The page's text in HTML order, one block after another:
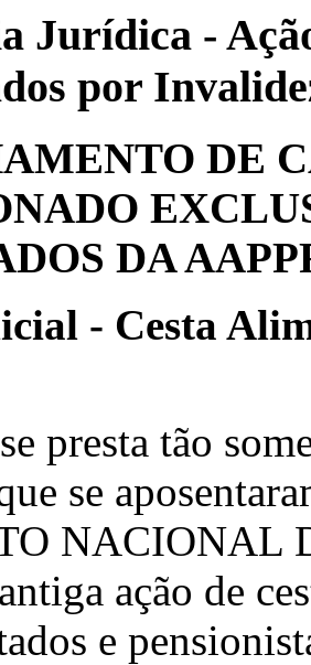
Jurídica -
por
DE
DA
- Cesta
presta tão
se
NACIONAL
ação de
e